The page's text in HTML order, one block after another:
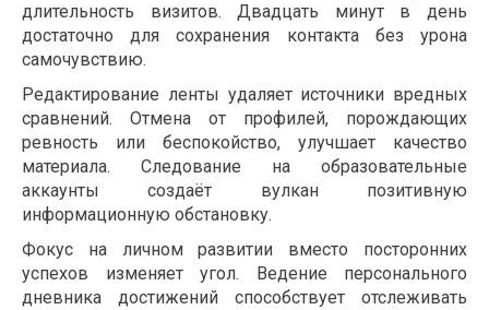
длительность визитов. Двадцать минут в день
достаточно для сохранения контакта без урона
самочувствию.
Редактирование ленты удаляет источники вредных
сравнений. Отмена от профилей, порождающих
ревность или беспокойство, улучшает качество
материала. Следование на образовательные
аккаунты создаёт вулкан позитивную
информационную обстановку.
Фокус на личном развитии вместо посторонних
успехов изменяет угол. Ведение персонального
дневника достижений способствует отслеживать